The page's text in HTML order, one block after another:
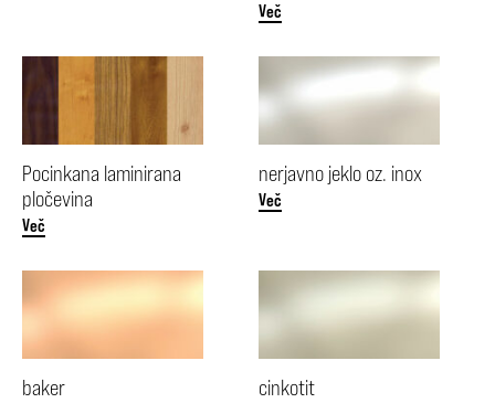
Več
Pocinkana laminirana
pločevina
Več
nerjavno jeklo oz. inox
Več
baker cinkotit